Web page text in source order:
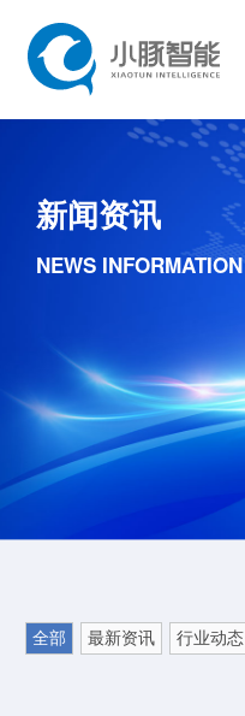
新闻资讯
NEWS INFORMATION
全部 最新资讯 行业动态